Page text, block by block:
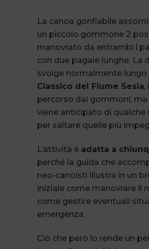
La canoa gonfiabile
un piccolo gommone 2
manovrato da entrambi i
con due pagaie lunghe. La
svolge normalmente lungo
Classico del Fiume Sesia,
percorso dai gommoni, ma
viene anticipato di qualche
per saltare quelle più
L’attività è adatta a
perché la guida che
neo-canoisti illustra in un
iniziale come manovrare il
come gestire eventuali
emergenza.
Ciò che però lo rende un